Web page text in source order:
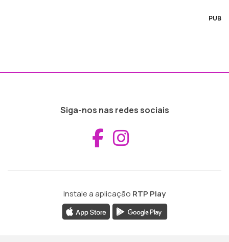
PUB
Siga-nos nas redes sociais
Aceder ao
Instale a aplicação RTP Play